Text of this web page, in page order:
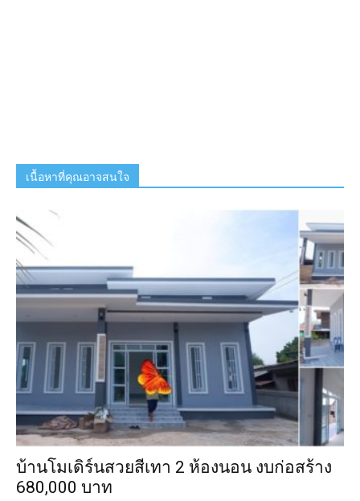
เนื้อหาที่คุณอาจสนใจ
บ้านโมเดิร์นสวยสีเทา 2 ห้องนอน งบก่อสร้าง
680,000 บาท